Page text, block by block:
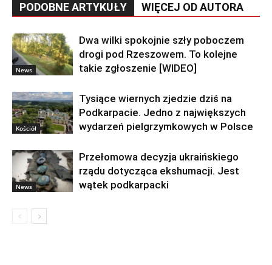
PODOBNE ARTYKUŁY WIĘCEJ OD AUTORA
News
Dwa wilki spokojnie szły poboczem
drogi pod Rzeszowem. To kolejne
takie zgłoszenie [WIDEO]
Kościół
Tysiące wiernych zjedzie dziś na
Podkarpacie. Jedno z największych
wydarzeń pielgrzymkowych w Polsce
News
Przełomowa decyzja ukraińskiego
rządu dotycząca ekshumacji. Jest
wątek podkarpacki